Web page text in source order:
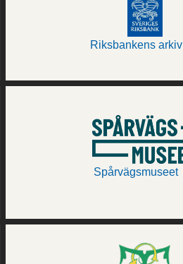
Riksbankens arkiv
Spårvägsmuseet